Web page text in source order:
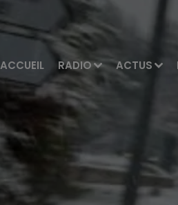
ACCUEIL RADIO ACTUS